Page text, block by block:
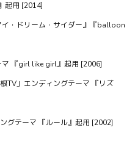
新しました
りがとうございました！セ
らから↓ #wafflesjp
ストに入れています。もし
ね（ひとひら銀河が一番人
起用 [2014]
・ドリーム・サイダー』『balloon
『girl like girl』起用 [2006]
TV」エンディングテーマ 『リズ
グテーマ 『ルール』起用 [2002]